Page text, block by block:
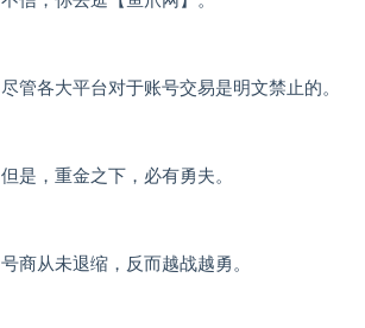
尽管各大平台对于账号交易是明文禁止的。
但是，重金之下，必有勇夫。
号商从未退缩，反而越战越勇。